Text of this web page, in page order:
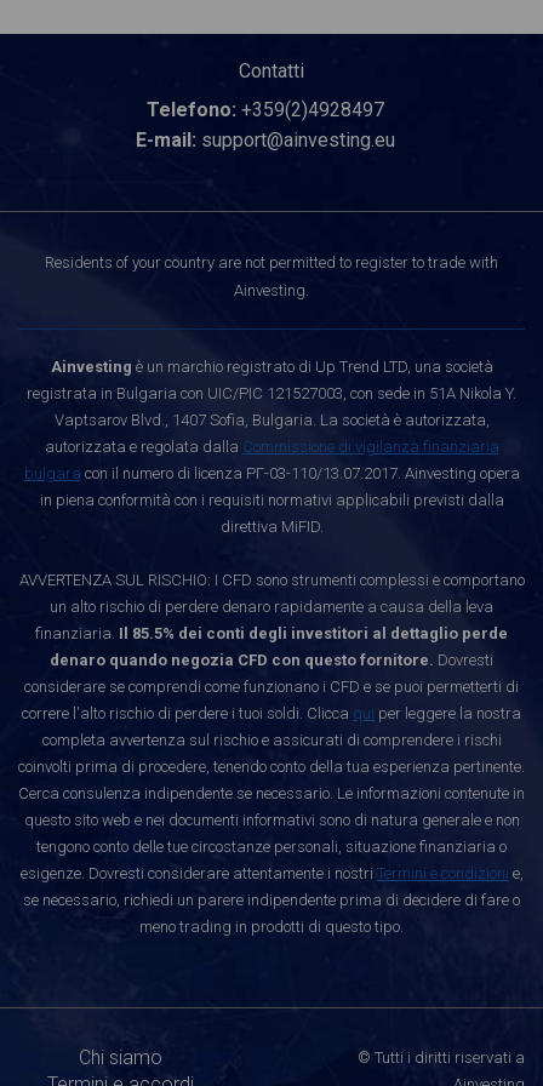
Contatti
Telefono: +359(2)4928497
E-mail: support@ainvesting.eu
Residents of your country are not permitted to register to trade with
Ainvesting.
Ainvesting è un marchio registrato di Up Trend LTD, una società
registrata in Bulgaria con UIC/PIC 121527003, con sede in 51A Nikola Y.
Vaptsarov Blvd., 1407 Sofia, Bulgaria. La società è autorizzata,
autorizzata e regolata dalla Commissione di vigilanza finanziaria
bulgara con il numero di licenza РГ-03-110/13.07.2017. Ainvesting opera
in piena conformità con i requisiti normativi applicabili previsti dalla
direttiva MiFID.
AVVERTENZA SUL RISCHIO: I CFD sono strumenti complessi e comportano
un alto rischio di perdere denaro rapidamente a causa della leva
finanziaria. Il 85.5% dei conti degli investitori al dettaglio perde
denaro quando negozia CFD con questo fornitore. Dovresti
considerare se comprendi come funzionano i CFD e se puoi permetterti di
correre l'alto rischio di perdere i tuoi soldi. Clicca qui per leggere la nostra
completa avvertenza sul rischio e assicurati di comprendere i rischi
coinvolti prima di procedere, tenendo conto della tua esperienza pertinente.
Cerca consulenza indipendente se necessario. Le informazioni contenute in
questo sito web e nei documenti informativi sono di natura generale e non
tengono conto delle tue circostanze personali, situazione finanziaria o
esigenze. Dovresti considerare attentamente i nostri Termini e condizioni e,
se necessario, richiedi un parere indipendente prima di decidere di fare o
meno trading in prodotti di questo tipo.
Chi siamo
© Tutti i diritti riservati a